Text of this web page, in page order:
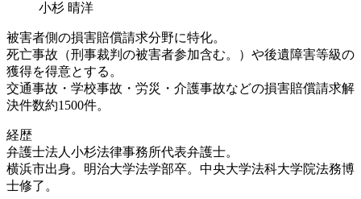
小杉 晴洋
被害者側の損害賠償請求分野に特化。
死亡事故（刑事裁判の被害者参加含む。）や後遺障害等級の
獲得を得意とする。
交通事故・学校事故・労災・介護事故などの損害賠償請求解
決件数約1500件。
経歴
弁護士法人小杉法律事務所代表弁護士。
横浜市出身。明治大学法学部卒。中央大学法科大学院法務博
士修了。